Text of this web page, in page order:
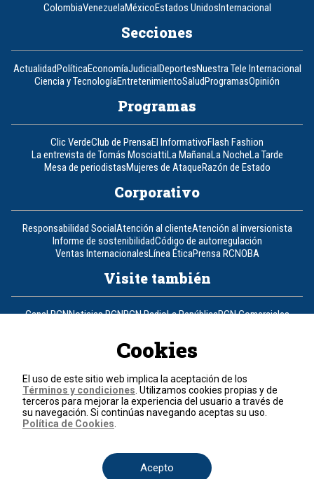
ColombiaVenezuelaMéxicoEstados UnidosInternacional
Secciones
ActualidadPolíticaEconomíaJudicialDeportesNuestra Tele Internacional
Ciencia y TecnologíaEntretenimientoSaludProgramasOpinión
Programas
Clic VerdeClub de PrensaEl InformativoFlash Fashion
La entrevista de Tomás MosciattiLa MañanaLa NocheLa Tarde
Mesa de periodistasMujeres de AtaqueRazón de Estado
Corporativo
Responsabilidad SocialAtención al clienteAtención al inversionista
Informe de sostenibilidadCódigo de autorregulación
Ventas InternacionalesLínea ÉticaPrensa RCNOBA
Visite también
Canal RCNNoticias RCNRCN RadioLa RepúblicaRCN Comerciales
Un producto de RCN Televisión
Contáctenos
Teléfono+57 (601) 426 92 92
Términos y condiciones
Cookies
El uso de este sitio web implica la aceptación de los
Términos y condiciones . Utilizamos cookies propias y de
terceros para mejorar la experiencia del usuario a través de
su navegación. Si continúas navegando aceptas su uso.
Política de Cookies
Acepto